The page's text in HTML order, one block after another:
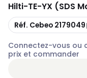
Hilti-TE-YX (SDS
Copier
Réf. Cebeo 2179049
Connectez-vous ou
prix et commander